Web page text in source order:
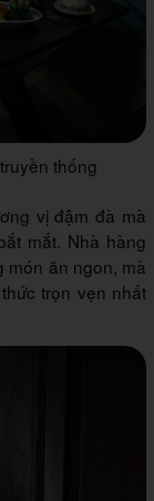
thống
vị đậm đà mà
mắt. Nhà hàng
món ăn ngon, mà
trọn vẹn nhất